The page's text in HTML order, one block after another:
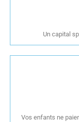
Un capital
Vos enfants ne